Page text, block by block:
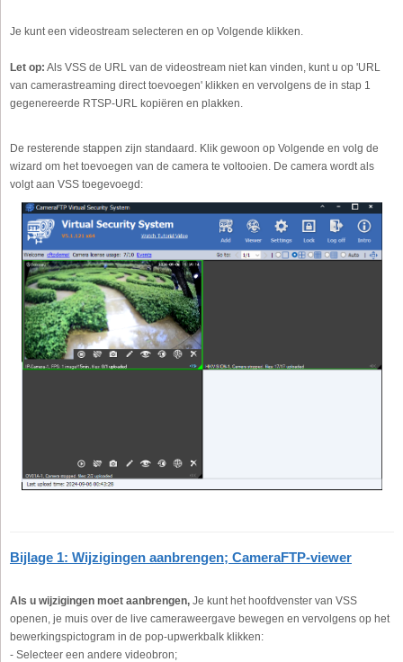
Je kunt een videostream selecteren en op Volgende klikken.
Let op: Als VSS de URL van de videostream niet kan vinden, kunt u op 'URL
van camerastreaming direct toevoegen' klikken en vervolgens de in stap 1
gegenereerde RTSP-URL kopiëren en plakken.
De resterende stappen zijn standaard. Klik gewoon op Volgende en volg de
wizard om het toevoegen van de camera te voltooien. De camera wordt als
volgt aan VSS toegevoegd:
Bijlage 1: Wijzigingen aanbrengen; CameraFTP-viewer
Als u wijzigingen moet aanbrengen, Je kunt het hoofdvenster van VSS
openen, je muis over de live cameraweergave bewegen en vervolgens op het
bewerkingspictogram in de pop-upwerkbalk klikken:
- Selecteer een andere videobron;